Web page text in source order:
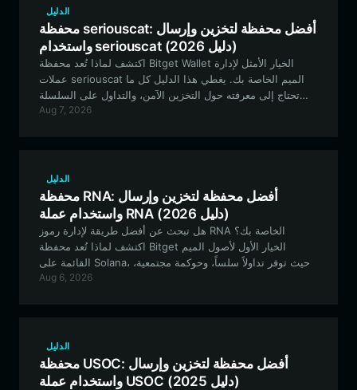
الدليل
محفظة seriouscat: أفضل محفظة لتخزين وإرسال
واستخدام seriouscat (دليل 2026)
اكتشف لماذا تُعد محفظة Bitget Wallet الخيار الأمثل لإدارة
عملات seriouscat الميم الخاصة بك. يغطي هذا الدليل كل ما
تحتاج إلى معرفته حول التخزين الآمن، والتداول على السلسلة
(on-chain)، والمشاركة في نظام seriouscat البيئي اللامركزي
Aug 7, 2026
الدليل
محفظة RNA: أفضل محفظة لتخزين وإرسال
واستخدام عملة RNA (دليل 2026)
هل تبحث عن أفضل طريقة لإدارة رموز RNA الخاصة بك؟
اكتشف لماذا تُعد محفظة Bitget الخيار الأول لأصول الميم
القائمة على Solana، حيث توفر تداولاً سلساً، وحوكمة مجتمعية،
Aug 6, 2026
الدليل
محفظة USOC: أفضل محفظة لتخزين وإرسال
واستخدام عملة USOC (دليل 2025)